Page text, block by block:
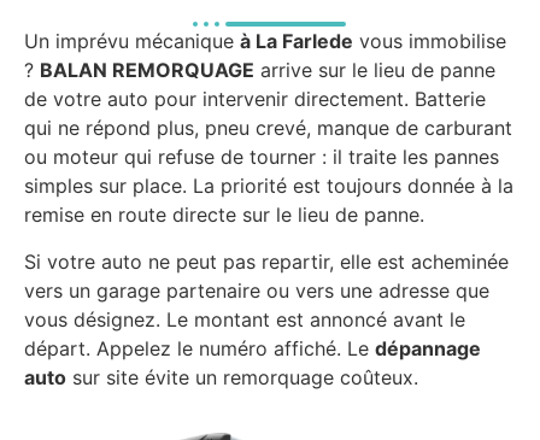
Un imprévu mécanique à La Farlede vous immobilise
? BALAN REMORQUAGE arrive sur le lieu de panne
de votre auto pour intervenir directement. Batterie
qui ne répond plus, pneu crevé, manque de carburant
ou moteur qui refuse de tourner : il traite les pannes
simples sur place. La priorité est toujours donnée à la
remise en route directe sur le lieu de panne.
Si votre auto ne peut pas repartir, elle est acheminée
vers un garage partenaire ou vers une adresse que
vous désignez. Le montant est annoncé avant le
départ. Appelez le numéro affiché. Le dépannage
auto sur site évite un remorquage coûteux.